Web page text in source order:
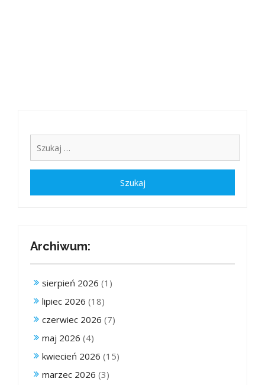
Archiwum:
sierpień 2026 (1)
lipiec 2026 (18)
czerwiec 2026 (7)
maj 2026 (4)
kwiecień 2026 (15)
marzec 2026 (3)